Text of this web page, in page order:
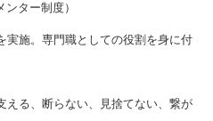
ター制度）
施。専門職としての役割を身に付
える、断らない、見捨てない、繋が